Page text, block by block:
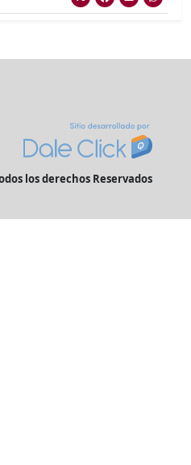
los derechos Reservados